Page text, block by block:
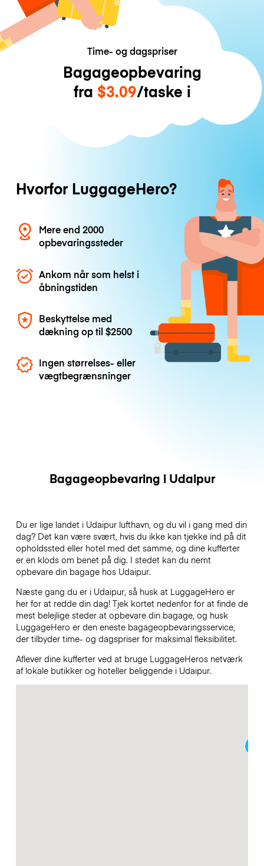
Time- og dagspriser
Bagageopbevaring
fra $3.09/taske i
Hvorfor LuggageHero?
Mere end 2000
opbevaringssteder
Ankom når som helst i
åbningstiden
Beskyttelse med
dækning op til$2500
Ingen størrelses- eller
vægtbegrænsninger
Bagageopbevaring i Udaipur
Du er lige landet i Udaipur lufthavn, og du vil i gang med din
dag? Det kan være svært, hvis du ikke kan tjekke ind på dit
opholdssted eller hotel med det samme, og dine kufferter
er en klods om benet på dig. I stedet kan du nemt
opbevare din bagage hos Udaipur.
Næste gang du er i Udaipur, så husk at LuggageHero er
her for at redde din dag! Tjek kortet nedenfor for at finde de
mest belejlige steder at opbevare din bagage, og husk
LuggageHero er den eneste bagageopbevaringsservice,
der tilbyder time- og dagspriser for maksimal fleksibilitet.
Aflever dine kufferter ved at bruge LuggageHeros netværk
af lokale butikker og hoteller beliggende i Udaipur.